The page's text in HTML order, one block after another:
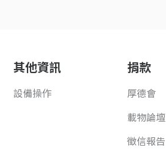
其他資訊
設備操作
捐款
厚德會
載物論壇
徵信報告